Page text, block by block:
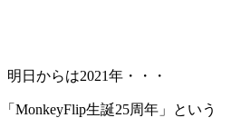
明日からは2021年 ・・・
「MonkeyFlip生誕25周年」 という